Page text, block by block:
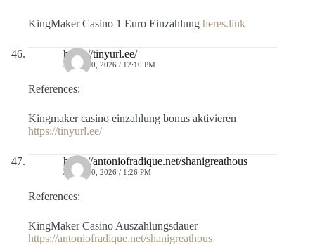
KingMaker Casino 1 Euro Einzahlung heres.link
https://tinyurl.ee/
JULIO 10, 2026 / 12:10 PM
References:
Kingmaker casino einzahlung bonus aktivieren
https://tinyurl.ee/
https://antoniofradique.net/shanigreathous
JULIO 10, 2026 / 1:26 PM
References:
KingMaker Casino Auszahlungsdauer
https://antoniofradique.net/shanigreathous